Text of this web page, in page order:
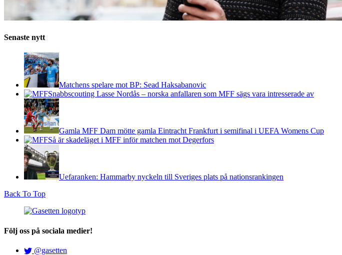
Senaste nytt
Matchens spelare mot BP: Sead Haksabanovic
Snabbscouting Lasse Nordås – norska anfallaren som MFF sägs vara intresserade av
Gamla MFF Dam mötte gamla Eintracht Frankfurt i semifinal i UEFA Womens Cup
Så är skadeläget i MFF inför matchen mot Degerfors
Uefaranken: Hammarby nyckeln till Sveriges plats på nationsrankingen
Back To Top
Följ oss på sociala medier!
@gasetten